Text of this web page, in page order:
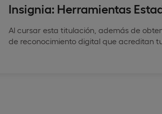
Insignia: Herramientas
Al cursar esta titulación, además de
de reconocimiento digital que acreditan